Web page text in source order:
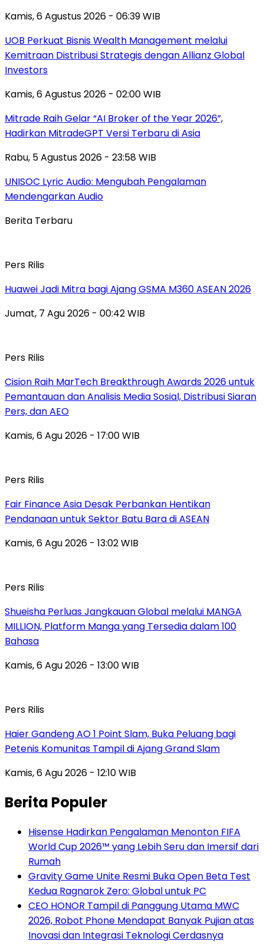
Kamis, 6 Agustus 2026 - 06:39 WIB
UOB Perkuat Bisnis Wealth Management melalui
Kemitraan Distribusi Strategis dengan Allianz Global
Investors
Kamis, 6 Agustus 2026 - 02:00 WIB
Mitrade Raih Gelar “AI Broker of the Year 2026”,
Hadirkan MitradeGPT Versi Terbaru di Asia
Rabu, 5 Agustus 2026 - 23:58 WIB
UNISOC Lyric Audio: Mengubah Pengalaman
Mendengarkan Audio
Berita Terbaru
Pers Rilis
Huawei Jadi Mitra bagi Ajang GSMA M360 ASEAN 2026
Jumat, 7 Agu 2026 - 00:42 WIB
Pers Rilis
Cision Raih MarTech Breakthrough Awards 2026 untuk
Pemantauan dan Analisis Media Sosial, Distribusi Siaran
Pers, dan AEO
Kamis, 6 Agu 2026 - 17:00 WIB
Pers Rilis
Fair Finance Asia Desak Perbankan Hentikan
Pendanaan untuk Sektor Batu Bara di ASEAN
Kamis, 6 Agu 2026 - 13:02 WIB
Pers Rilis
Shueisha Perluas Jangkauan Global melalui MANGA
MILLION, Platform Manga yang Tersedia dalam 100
Bahasa
Kamis, 6 Agu 2026 - 13:00 WIB
Pers Rilis
Haier Gandeng AO 1 Point Slam, Buka Peluang bagi
Petenis Komunitas Tampil di Ajang Grand Slam
Kamis, 6 Agu 2026 - 12:10 WIB
Berita Populer
Hisense Hadirkan Pengalaman Menonton FIFA
World Cup 2026™ yang Lebih Seru dan Imersif dari
Rumah
Gravity Game Unite Resmi Buka Open Beta Test
Kedua Ragnarok Zero: Global untuk PC
CEO HONOR Tampil di Panggung Utama MWC
2026, Robot Phone Mendapat Banyak Pujian atas
Inovasi dan Integrasi Teknologi Cerdasnya